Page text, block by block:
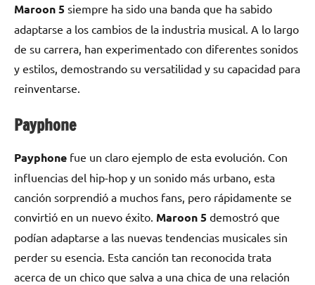
Maroon 5 siempre ha sido una banda que ha sabido
adaptarse a los cambios de la industria musical. A lo largo
de su carrera, han experimentado con diferentes sonidos
y estilos, demostrando su versatilidad y su capacidad para
reinventarse.
Payphone
Payphone fue un claro ejemplo de esta evolución. Con
influencias del hip-hop y un sonido más urbano, esta
canción sorprendió a muchos fans, pero rápidamente se
convirtió en un nuevo éxito. Maroon 5 demostró que
podían adaptarse a las nuevas tendencias musicales sin
perder su esencia. Esta canción tan reconocida trata
acerca de un chico que salva a una chica de una relación